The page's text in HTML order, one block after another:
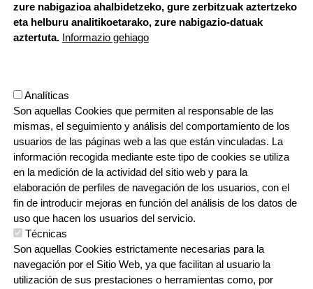
HORARIO DE SECRETARÍA:
De lunes a jueves 8:00 - 18:00
Viernes 8:00 - 17:00
20570 Bergara, Gipuzkoa
943 76 90 71
ORRI-OINA
CONTACTO
TRABAJA CON NOSOTROS
IRUDIA
zure nabigazioa ahalbidetzeko, gure zerbitzuak aztertzeko
eta helburu analitikoetarako, zure nabigazio-datuak
aztertuta. Informazio gehiago
Analíticas
Son aquellas Cookies que permiten al responsable de las
mismas, el seguimiento y análisis del comportamiento de los
usuarios de las páginas web a las que están vinculadas. La
información recogida mediante este tipo de cookies se utiliza
en la medición de la actividad del sitio web y para la
elaboración de perfiles de navegación de los usuarios, con el
fin de introducir mejoras en función del análisis de los datos de
uso que hacen los usuarios del servicio.
Técnicas
Son aquellas Cookies estrictamente necesarias para la
navegación por el Sitio Web, ya que facilitan al usuario la
utilización de sus prestaciones o herramientas como, por